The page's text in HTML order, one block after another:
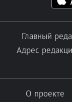
Главный
Адрес
О проекте